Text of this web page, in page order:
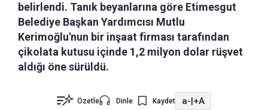
belirlendi. Tanık beyanlarına göre Etimesgut
Belediye Başkan Yardımcısı Mutlu
Kerimoğlu'nun bir inşaat firması tarafından
çikolata kutusu içinde 1,2 milyon dolar rüşvet
aldığı öne sürüldü.
Özetle Dinle Kaydet a-|+A